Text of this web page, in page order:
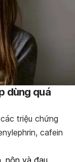
dùng quá
triệu chứng
cafein